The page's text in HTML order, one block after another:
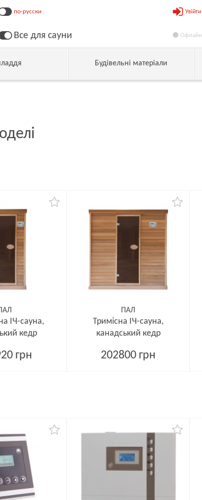
по-русски
Все для сауни
Увійти
Офлайн
Будівельні матеріали
ПАЛ
ІЧ-сауна,
кедр
грн
ПАЛ
Тримісна ІЧ-сауна,
канадський кедр
202800 грн